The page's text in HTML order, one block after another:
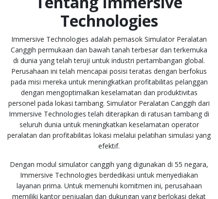
Technologies
Immersive Technologies adalah pemasok Simulator Peralatan
Canggih permukaan dan bawah tanah terbesar dan terkemuka
di dunia yang telah teruji untuk industri pertambangan global.
Perusahaan ini telah mencapai posisi teratas dengan berfokus
pada misi mereka untuk meningkatkan profitabilitas pelanggan
dengan mengoptimalkan keselamatan dan produktivitas
personel pada lokasi tambang. Simulator Peralatan Canggih dari
Immersive Technologies telah diterapkan di ratusan tambang di
seluruh dunia untuk meningkatkan keselamatan operator
peralatan dan profitabilitas lokasi melalui pelatihan simulasi yang
efektif.
Dengan modul simulator canggih yang digunakan di 55 negara,
Immersive Technologies berdedikasi untuk menyediakan
layanan prima. Untuk memenuhi komitmen ini, perusahaan
memiliki kantor penjualan dan dukungan yang berlokasi dekat